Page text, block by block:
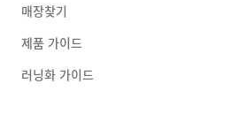
매장찾기
제품 가이드
러닝화 가이드